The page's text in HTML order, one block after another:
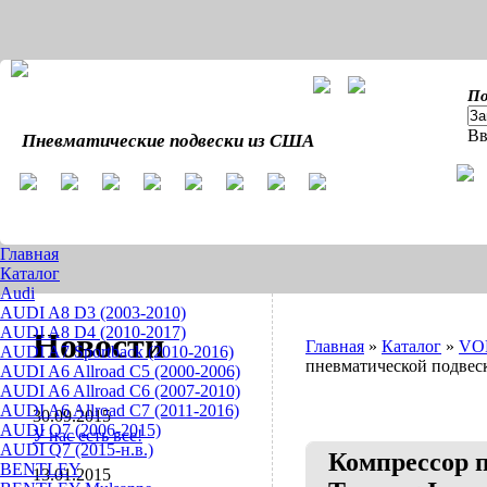
Пневматические подвески из США
Главная
Каталог
Audi
AUDI A8 D3 (2003-2010)
AUDI A8 D4 (2010-2017)
AUDI A7 Sportback (2010-2016)
AUDI A6 Allroad C5 (2000-2006)
AUDI A6 Allroad C6 (2007-2010)
AUDI A6 Allroad C7 (2011-2016)
AUDI Q7 (2006-2015)
AUDI Q7 (2015-н.в.)
BENTLEY
Новости
30.09.2015
У нас есть все!
13.01.2015
Главная » Каталог »
пневматической
Компрессор